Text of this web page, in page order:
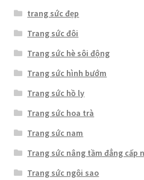
trang sức đẹp
Trang sức đôi
Trang sức hè sôi động
Trang sức hình bướm
Trang sức hồ ly
Trang sức hoa trà
Trang sức nam
Trang sức nâng tầm đẳng cấp
Trang sức ngôi sao